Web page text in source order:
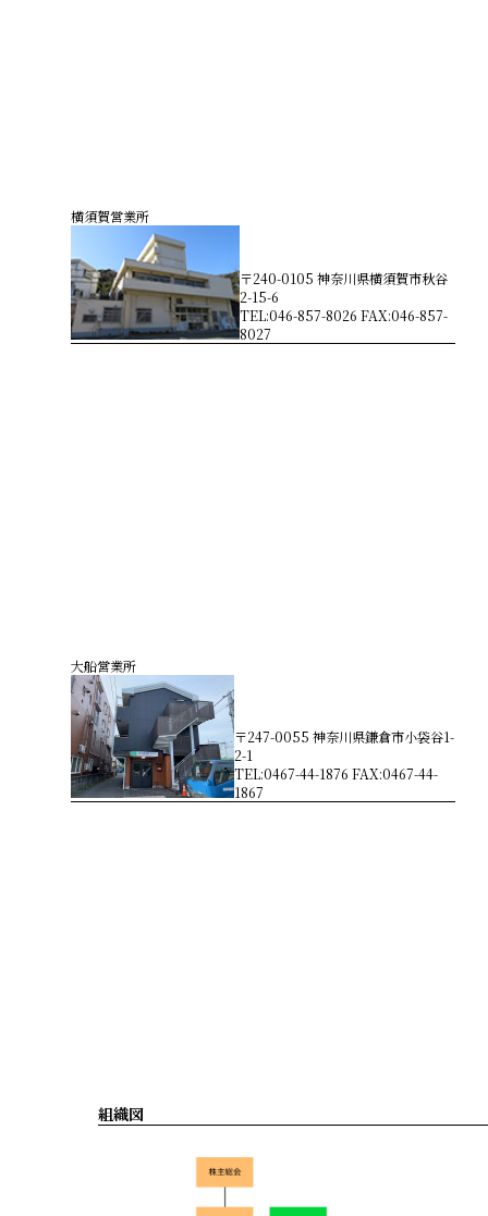
横須賀営業所
〒240-0105 神奈川県横須賀市秋谷
2-15-6
TEL:046-857-8026 FAX:046-857-
8027
大船営業所
〒247-0055 神奈川県鎌倉市小袋谷1-
2-1
TEL:0467-44-1876 FAX:0467-44-
1867
組織図